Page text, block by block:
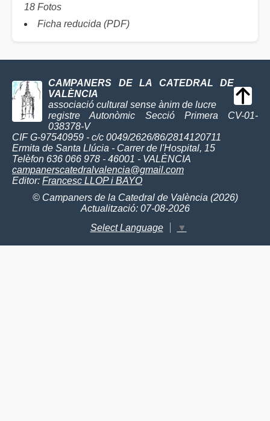
18 Fotos
Ficha reducida (PDF)
CAMPANERS DE LA CATEDRAL DE
VALÈNCIA
associació cultural sense ànim de lucre
registre Autonòmic Secció Primera CV-01-
038378-V
CIF G-97540959 - c/c 0049/2626/86/2814120711
Ermita de Santa Llúcia - Carrer de l'Hospital, 15
Telèfon 636 066 978 - 46001 - VALÈNCIA
campanerscatedralvalencia@gmail.com
Editor: Francesc LLOP i BAYO
© Campaners de la Catedral de València (2026)
Actualització: 07-08-2026
Select Language
▼